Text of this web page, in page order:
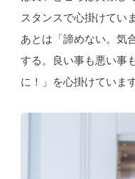
スタンスで心掛けていま
あとは「諦めない。気
する。良い事も悪い事
に！」を心掛けています